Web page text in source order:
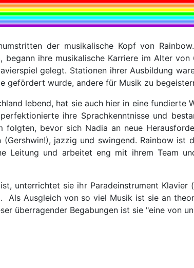
der musikalische Kopf von
begann ihre musikalische Karriere im Alter
gelegt. Stationen ihrer Ausbildung
gefördert wurde, andere für Musik zu
lebend, hat sie auch hier in eine
ihre Sprachkenntnisse und
folgten, bevor sich Nadia an neue
(Gershwin!), jazzig und swingend. Rainbow
Leitung und arbeitet eng mit ihrem Team
unterrichtet sie ihr Paradeinstrument
Ausgleich von so viel Musik ist sie an
überragender Begabungen ist sie "eine von